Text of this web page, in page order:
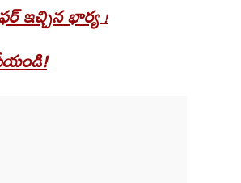
ఇచ్చిన భార్య!